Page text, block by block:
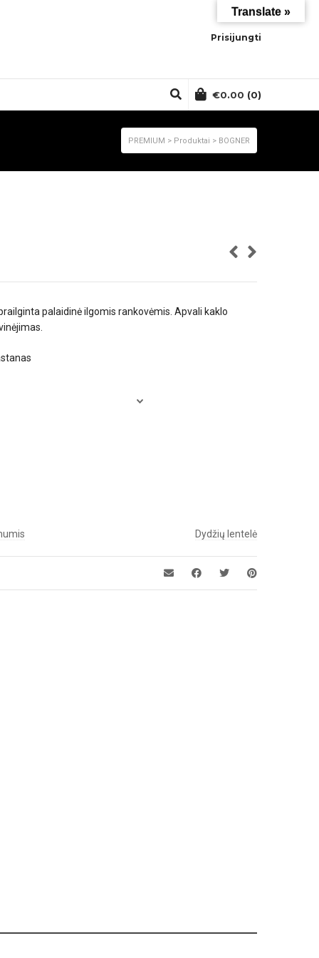
Prisijungti
€0.00 (0)
PREMIUM > Produktai > BOGNER
palaidinė ilgomis rankovėmis. Apvali kaklo
Dydžių lentelė
Translate »